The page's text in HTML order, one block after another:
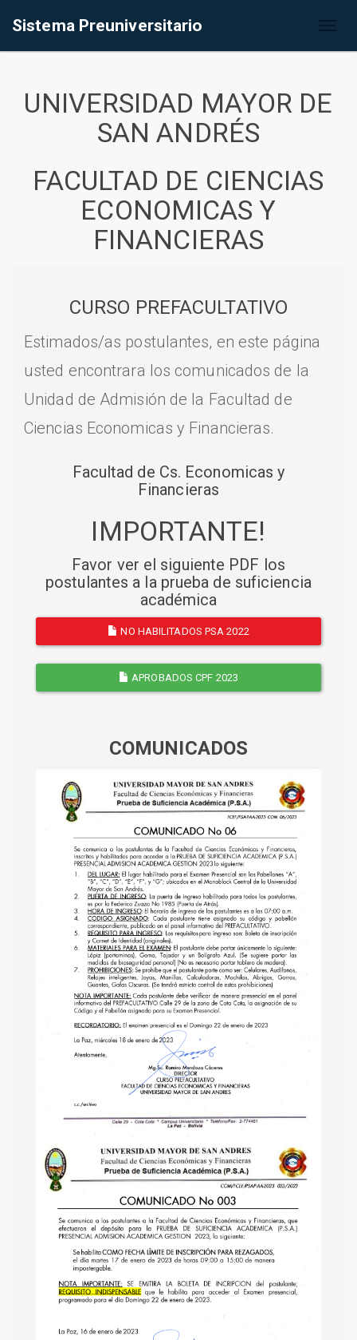
Sistema Preuniversitario
UNIVERSIDAD MAYOR DE
SAN ANDRÉS
FACULTAD DE CIENCIAS
ECONOMICAS Y
FINANCIERAS
CURSO PREFACULTATIVO
Estimados/as postulantes, en este página
usted encontrara los comunicados de la
Unidad de Admisión de la Facultad de
Ciencias Economicas y Financieras.
Facultad de Cs. Economicas y
Financieras
IMPORTANTE!
Favor ver el siguiente PDF los
postulantes a la prueba de suficiencia
académica
NO HABILITADOS PSA 2022
APROBADOS CPF 2023
COMUNICADOS